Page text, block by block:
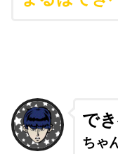
で
ちゃ